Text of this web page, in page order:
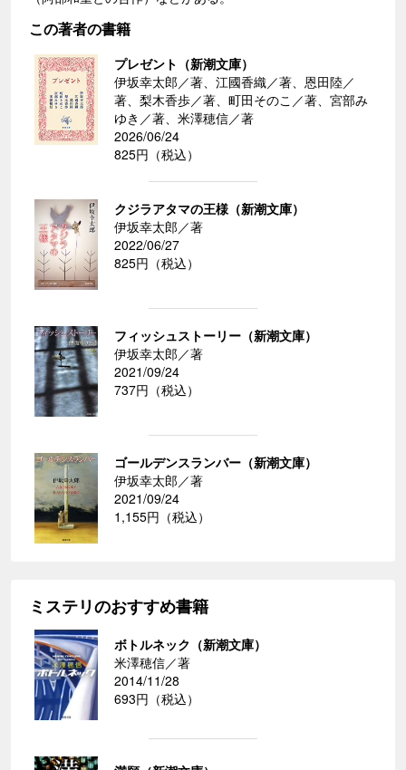
この著者の書籍
プレゼント（新潮文庫）
伊坂幸太郎／著、江國香織／著、恩田陸／
著、梨木香歩／著、町田そのこ／著、宮部み
ゆき／著、米澤穂信／著
2026/06/24
825円（税込）
クジラアタマの王様（新潮文庫）
伊坂幸太郎／著
2022/06/27
825円（税込）
フィッシュストーリー（新潮文庫）
伊坂幸太郎／著
2021/09/24
737円（税込）
ゴールデンスランバー（新潮文庫）
伊坂幸太郎／著
2021/09/24
1,155円（税込）
ミステリのおすすめ書籍
ボトルネック（新潮文庫）
米澤穂信／著
2014/11/28
693円（税込）